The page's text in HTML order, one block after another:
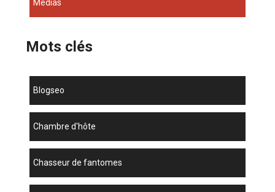
Médias
Mots clés
blogseo
chambre d'hôte
chasseur de fantomes